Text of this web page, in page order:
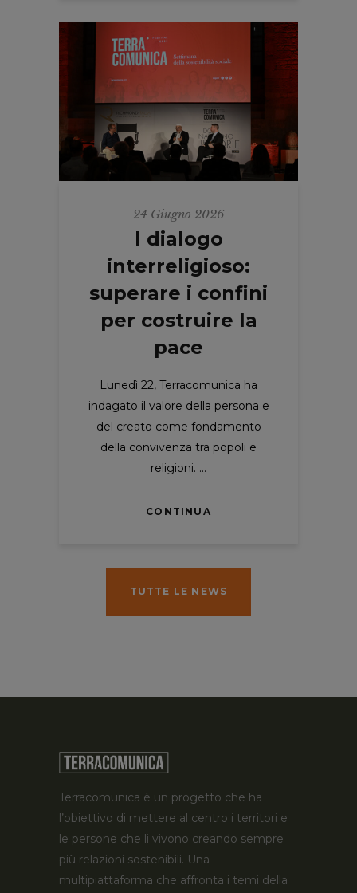
24 Giugno 2026
l dialogo
interreligioso:
superare i confini
per costruire la
pace
Lunedì 22, Terracomunica ha
indagato il valore della persona e
del creato come fondamento
della convivenza tra popoli e
religioni.
CONTINUA
TUTTE LE NEWS
Terracomunica è un progetto che ha
l’obiettivo di mettere al centro i territori e
le persone che li vivono creando sempre
più relazioni sostenibili. Una
multipiattaforma che affronta i temi della